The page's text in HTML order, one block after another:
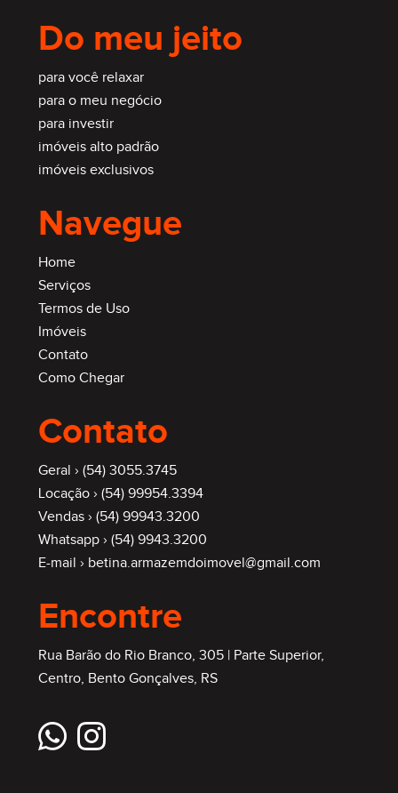
Do meu jeito
para você relaxar
para o meu negócio
para investir
imóveis alto padrão
imóveis exclusivos
Navegue
Home
Serviços
Termos de Uso
Imóveis
Contato
Como Chegar
Contato
Geral › (54) 3055.3745
Locação › (54) 99954.3394
Vendas › (54) 99943.3200
Whatsapp › (54) 9943.3200
E-mail › betina.armazemdoimovel@gmail.com
Encontre
Rua Barão do Rio Branco, 305 | Parte Superior,
Centro, Bento Gonçalves, RS